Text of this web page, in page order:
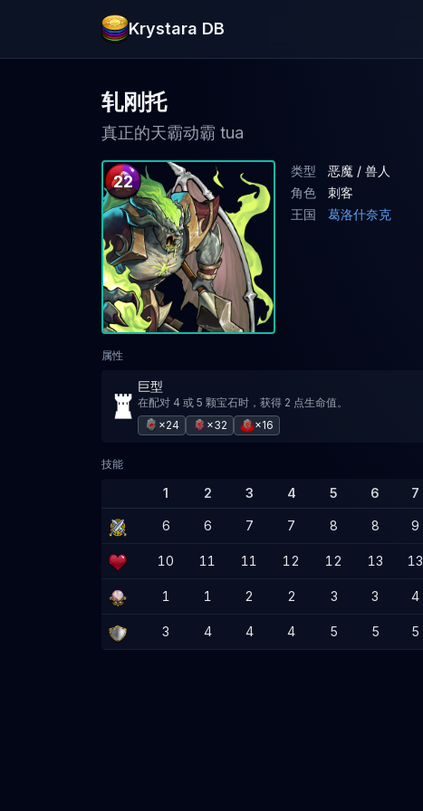
Krystara DB
轧刚托
真正的天霸动霸 tua
22
类型
恶魔 / 兽人
角色
刺客
王国
葛洛什奈克
属性
巨型
在配对 4 或 5 颗宝石时，获得 2 点生命值。
×24
×32 ×16
技能
1 2 3 4 5 6 7
6 6 7 7 8 8 9
10 11 11 12 12 13 13
1 1 2 2 3 3 4
3 4 4 4 5 5 5